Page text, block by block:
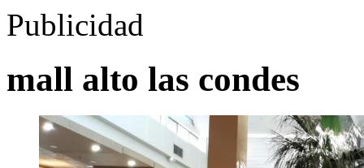
Publicidad
mall alto las condes